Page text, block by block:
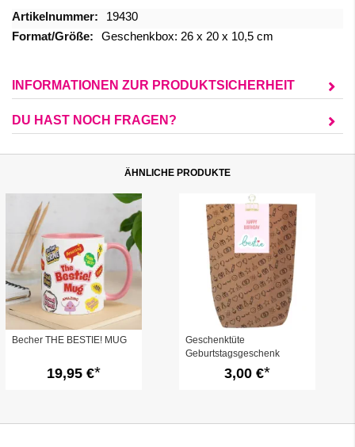
Mehr
Informationen
19430
Geschenkbox: 26 x 20 x 10,5 cm
INFORMATIONEN ZUR PRODUKTSICHERHEIT
DU HAST NOCH FRAGEN?
ÄHNLICHE PRODUKTE
Becher THE BESTIE! MUG
19,95 €
Geschenktüte
Geburtstagsgeschenk
„Happy Birthday Bestie“ –
zum Befüllen3,00 €